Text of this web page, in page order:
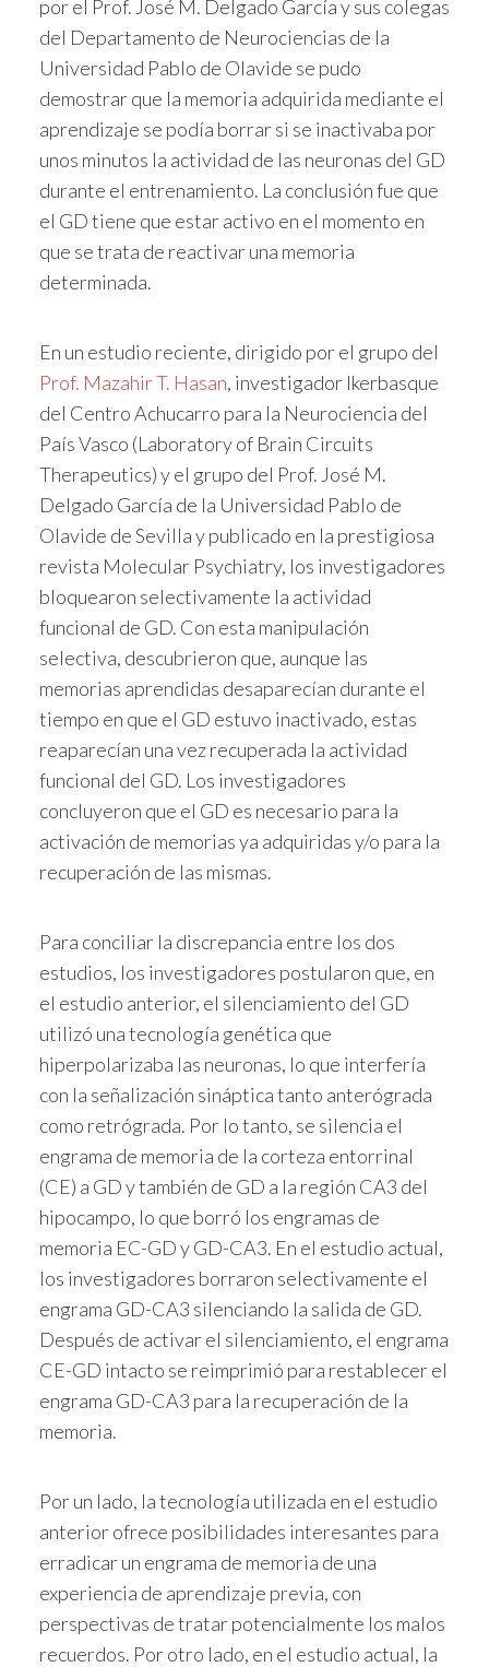
por el Prof. José M. Delgado García y sus colegas
del Departamento de Neurociencias de la
Universidad Pablo de Olavide se pudo
demostrar que la memoria adquirida mediante el
aprendizaje se podía borrar si se inactivaba por
unos minutos la actividad de las neuronas del GD
durante el entrenamiento. La conclusión fue que
el GD tiene que estar activo en el momento en
que se trata de reactivar una memoria
determinada.
En un estudio reciente, dirigido por el grupo del
Prof. Mazahir T. Hasan, investigador Ikerbasque
del Centro Achucarro para la Neurociencia del
País Vasco (Laboratory of Brain Circuits
Therapeutics) y el grupo del Prof. José M.
Delgado García de la Universidad Pablo de
Olavide de Sevilla y publicado en la prestigiosa
revista Molecular Psychiatry, los investigadores
bloquearon selectivamente la actividad
funcional de GD. Con esta manipulación
selectiva, descubrieron que, aunque las
memorias aprendidas desaparecían durante el
tiempo en que el GD estuvo inactivado, estas
reaparecían una vez recuperada la actividad
funcional del GD. Los investigadores
concluyeron que el GD es necesario para la
activación de memorias ya adquiridas y/o para la
recuperación de las mismas.
Para conciliar la discrepancia entre los dos
estudios, los investigadores postularon que, en
el estudio anterior, el silenciamiento del GD
utilizó una tecnología genética que
hiperpolarizaba las neuronas, lo que interfería
con la señalización sináptica tanto anterógrada
como retrógrada. Por lo tanto, se silencia el
engrama de memoria de la corteza entorrinal
(CE) a GD y también de GD a la región CA3 del
hipocampo, lo que borró los engramas de
memoria EC-GD y GD-CA3. En el estudio actual,
los investigadores borraron selectivamente el
engrama GD-CA3 silenciando la salida de GD.
Después de activar el silenciamiento, el engrama
CE-GD intacto se reimprimió para restablecer el
engrama GD-CA3 para la recuperación de la
memoria.
Por un lado, la tecnología utilizada en el estudio
anterior ofrece posibilidades interesantes para
erradicar un engrama de memoria de una
experiencia de aprendizaje previa, con
perspectivas de tratar potencialmente los malos
recuerdos. Por otro lado, en el estudio actual, la